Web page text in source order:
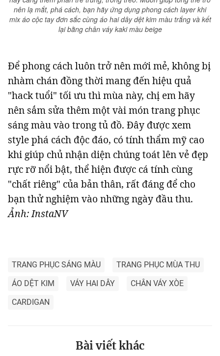
nên lạ mắt, phá cách, bạn hãy ứng dụng phong cách layer khi
mix áo cộc tay đơn sắc cùng áo hai dây dệt kim màu trắng và kết
lại bằng chân váy kaki màu beige
Để phong cách luôn trở nên mới mẻ, không bị
nhàm chán đồng thời mang đến hiệu quả
"hack tuổi" tối ưu thì mùa này, chị em hãy
nên sắm sửa thêm một vài món trang phục
sáng màu vào trong tủ đồ. Đây được xem
style phá cách độc đáo, có tính thẩm mỹ cao
khi giúp chủ nhận diện chúng toát lên vẻ đẹp
rực rỡ nổi bật, thể hiện được cá tính cùng
"chất riêng" của bản thân, rất đáng để cho
bạn thử nghiệm vào những ngày đầu thu.
Ảnh: InstaNV
TRANG PHỤC SÁNG MÀU
TRANG PHỤC MÙA THU
ÁO DỆT KIM
VÁY HAI DÂY
CHÂN VÁY XÒE
CARDIGAN
Bài viết khác